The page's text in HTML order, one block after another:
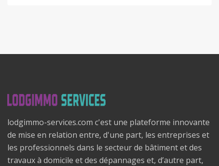
lodgimmo-services.com c'est une plateforme innovante
de mise en relation entre, d'une part, les entreprises et
les professionnels dans le secteur de bâtiment et des
travaux à domicile et des dépannages et, d’autre part,